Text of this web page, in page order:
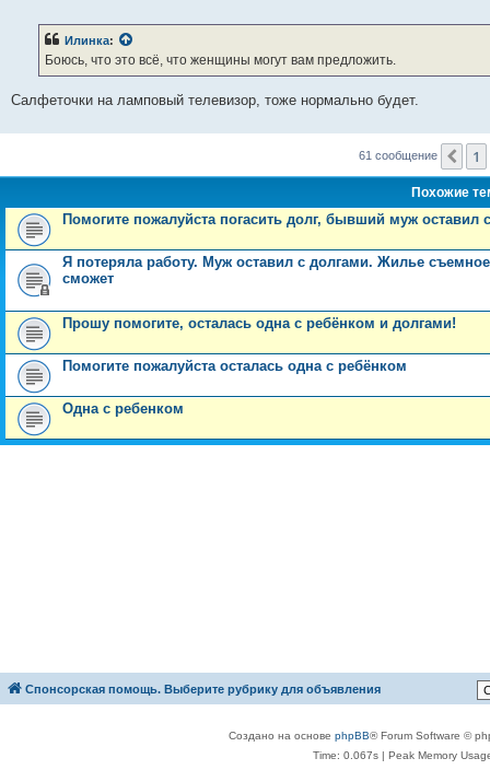
е
Илинка:
Боюсь, что это всё, что женщины могут вам предложить.
Салфеточки на ламповый телевизор, тоже нормально будет.
61 сообщение 1
Похожие
Помогите пожалуйста погасить долг, бывший муж оставил
Я потеряла работу. Муж оставил с долгами. Жилье
сможет
Прошу помогите, осталась одна с ребёнком и долгами!
Помогите пожалуйста осталась одна с ребёнком
Одна с ребенком
Спонсорская помощь. Выберите рубрику для объявления
Создано на основе phpBB® Forum Software ©
Time: 0.067s| Peak Memory